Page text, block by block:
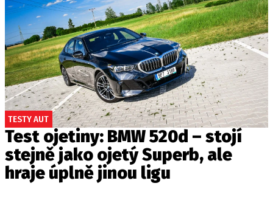
TESTY AUT
Test ojetiny: BMW 520d – stojí
stejně jako ojetý Superb, ale
hraje úplně jinou ligu